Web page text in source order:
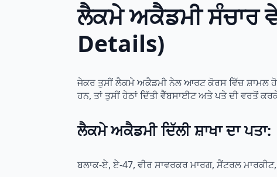
ਲੈਕਮੇ ਅਕੈਡਮੀ ਸੰਚਾਰ
Details)
ਜੇਕਰ ਤੁਸੀਂ ਲੈਕਮੇ ਅਕੈਡਮੀ ਨੇਲ ਆਰਟ ਕੋਰਸ ਵਿੱਚ ਸ਼ਾਮਲ
ਹਨ, ਤਾਂ ਤੁਸੀਂ ਹੇਠਾਂ ਦਿੱਤੀ ਵੈੱਬਸਾਈਟ ਅਤੇ ਪਤੇ ਦੀ ਵਰਤੋਂ
ਲੈਕਮੇ ਅਕੈਡਮੀ ਦਿੱਲੀ ਸ਼ਾਖਾ ਦਾ ਪਤਾ:
ਬਲਾਕ-ਏ, ਏ-47, ਵੀਰ ਸਾਵਰਕਰ ਮਾਰਗ, ਸੈਂਟਰਲ